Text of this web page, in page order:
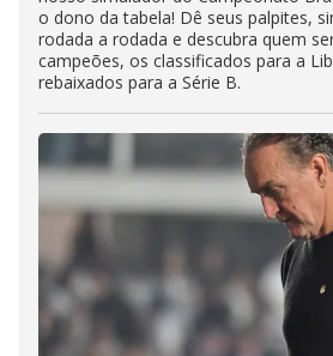
o dono da tabela! Dê seus palpites,
rodada a rodada e descubra quem
campeões, os classificados para a
rebaixados para a Série B.